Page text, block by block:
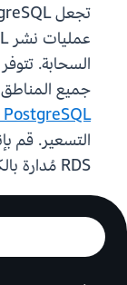
جميع المناطق
RDS مُدارة بالكامل في